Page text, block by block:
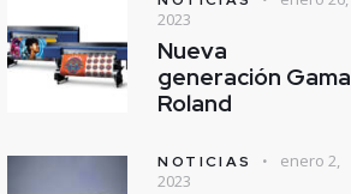
2023
Nueva
generación Gama
Roland
NOTICIAS
enero 2,
2023